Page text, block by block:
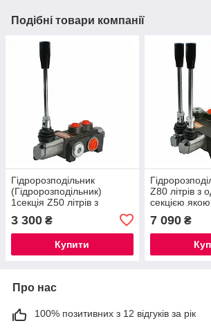
Подібні товари компанії
Гідророзподільник
(Гідророзподільник)
1секція Z50 літрів з
3 300 ₴
Купити
Z80 літрів з
секцією
7 090₴
Про нас
100% позитивних з 12 відгуків за рік